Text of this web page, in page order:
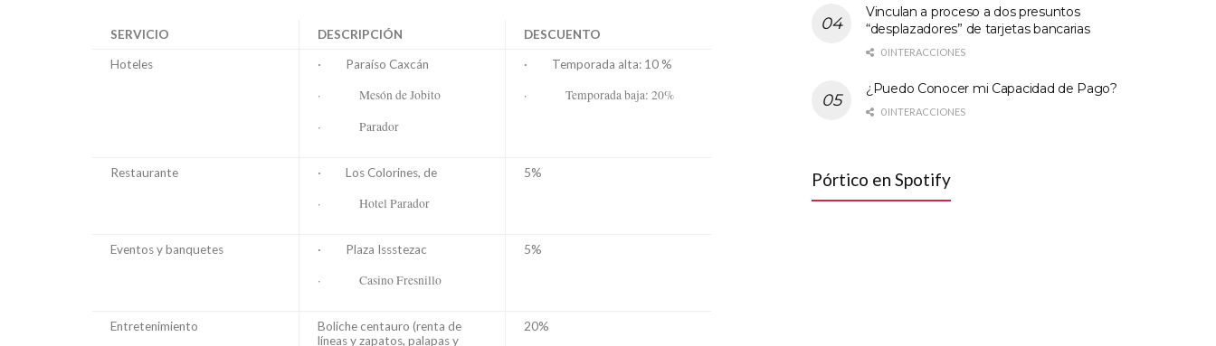
SERVICIO DESCRIPCIÓN DESCUENTO
Hoteles · Paraíso Caxcán
· Mesón de Jobito
· Parador
· Temporada alta: 10 %
· Temporada baja: 20%
Restaurante · Los Colorines, de
· Hotel Parador
5%
Eventos y banquetes · Plaza Issstezac
· Casino Fresnillo
5%
Entretenimiento
Boliche centauro (renta de
líneas y zapatos, palapas y
20%
Vinculan a proceso a dos presuntos
“desplazadores” de tarjetas bancarias
0 INTERACCIONES
¿Puedo Conocer mi Capacidad de Pago?
0 INTERACCIONES
Pórtico en Spotify